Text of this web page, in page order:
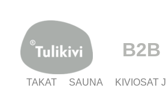
TAKAT SAUNA KIVIOSAT